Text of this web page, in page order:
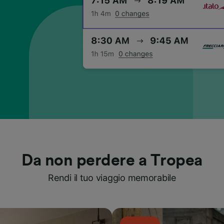
Da non perdere a Tropea
Rendi il tuo viaggio memorabile